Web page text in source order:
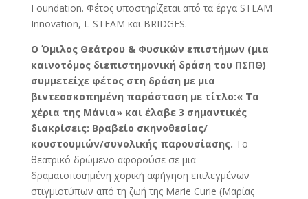
Foundation. Φέτος υποστηρίζεται από τα έργα STEAM
Innovation, L-STEAM και BRIDGES.
Ο Όμιλος Θεάτρου & Φυσικών επιστήμων (μια
καινοτόμος διεπιστημονική δράση του ΠΣΠΘ)
συμμετείχε φέτος στη δράση με μια
βιντεοσκοπημένη παράσταση με τίτλο:« Τα
χέρια της Μάνια» και έλαβε 3 σημαντικές
διακρίσεις: Βραβείο σκηνοθεσίας/
κουστουμιών/συνολικής παρουσίασης. Το
θεατρικό δρώμενο αφορούσε σε μια
δραματοποιημένη χορική αφήγηση επιλεγμένων
στιγμιοτύπων από τη ζωή της Marie Curie (Μαρίας